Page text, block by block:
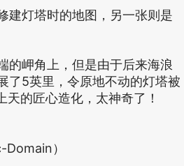
建灯塔时的地图，另一张则是
的岬角上，但是由于后来海浪
了5英里，令原地不动的灯塔被
的匠心造化，太神奇了！
）